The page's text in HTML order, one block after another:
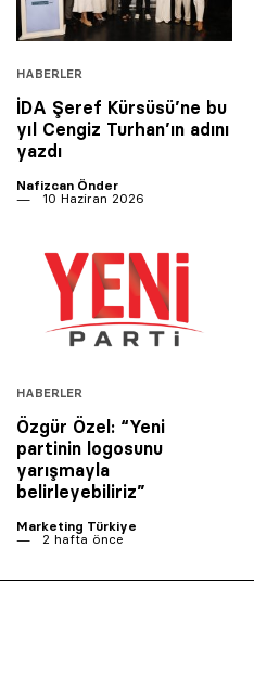
HABERLER
İDA Şeref Kürsüsü’ne bu
yıl Cengiz Turhan’ın adını
yazdı
Nafizcan Önder
10 Haziran 2026
HABERLER
Özgür Özel: “Yeni
partinin logosunu
yarışmayla
belirleyebiliriz”
Marketing Türkiye
2 hafta önce